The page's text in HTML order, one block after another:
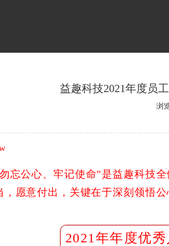
益趣科技2021年度员
浏
忘公心、牢记使命”是益趣科技
，愿意付出，关键在于深刻领悟
2021年年度优